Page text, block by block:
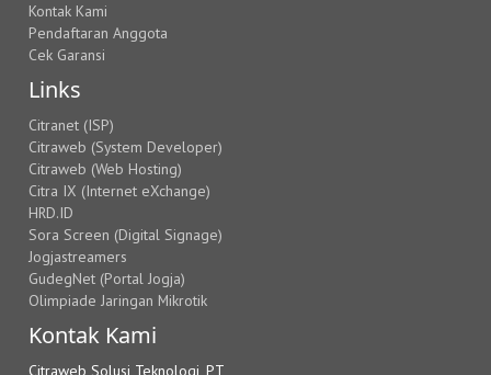
Kontak Kami
Pendaftaran Anggota
Cek Garansi
Links
Citranet (ISP)
Citraweb (System Developer)
Citraweb (Web Hosting)
Citra IX (Internet eXchange)
HRD.ID
Sora Screen (Digital Signage)
Jogjastreamers
GudegNet (Portal Jogja)
Olimpiade Jaringan Mikrotik
Kontak Kami
Citraweb Solusi Teknologi, PT